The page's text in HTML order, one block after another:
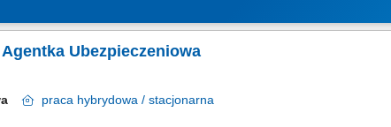
Ubezpieczeniowa
praca hybrydowa / stacjonarna